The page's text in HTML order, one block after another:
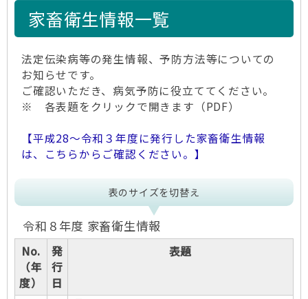
家畜衛生情報一覧
法定伝染病等の発生情報、予防方法等についての
お知らせです。
ご確認いただき、病気予防に役立ててください。
※ 各表題をクリックで開きます（PDF）
【平成28～令和３年度に発行した家畜衛生情報
は、こちらからご確認ください。】
表のサイズを切替え
令和８年度 家畜衛生情報
No.
（年
度）
発
行
日
表題